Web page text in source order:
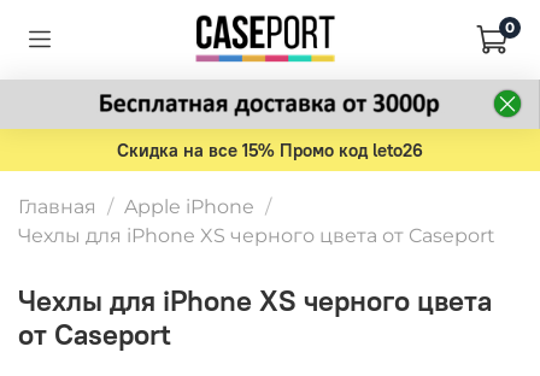
0
Скидка на все 15% Промо код leto26
Главная
Apple iPhone
Чехлы для iPhone XS черного цвета от Caseport
Чехлы для iPhone XS черного цвета
от Caseport